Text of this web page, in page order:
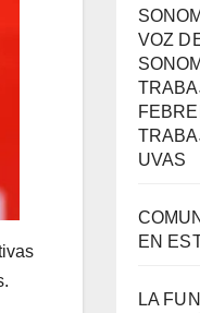
VOZ
UVAS
EN
LA